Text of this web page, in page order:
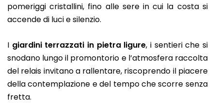
pomeriggi cristallini, fino alle sere in cui la costa si
accende di luci e silenzio.
I giardini terrazzati in pietra ligure, i sentieri che si
snodano lungo il promontorio e l’atmosfera raccolta
del relais invitano a rallentare, riscoprendo il piacere
della contemplazione e del tempo che scorre senza
fretta.